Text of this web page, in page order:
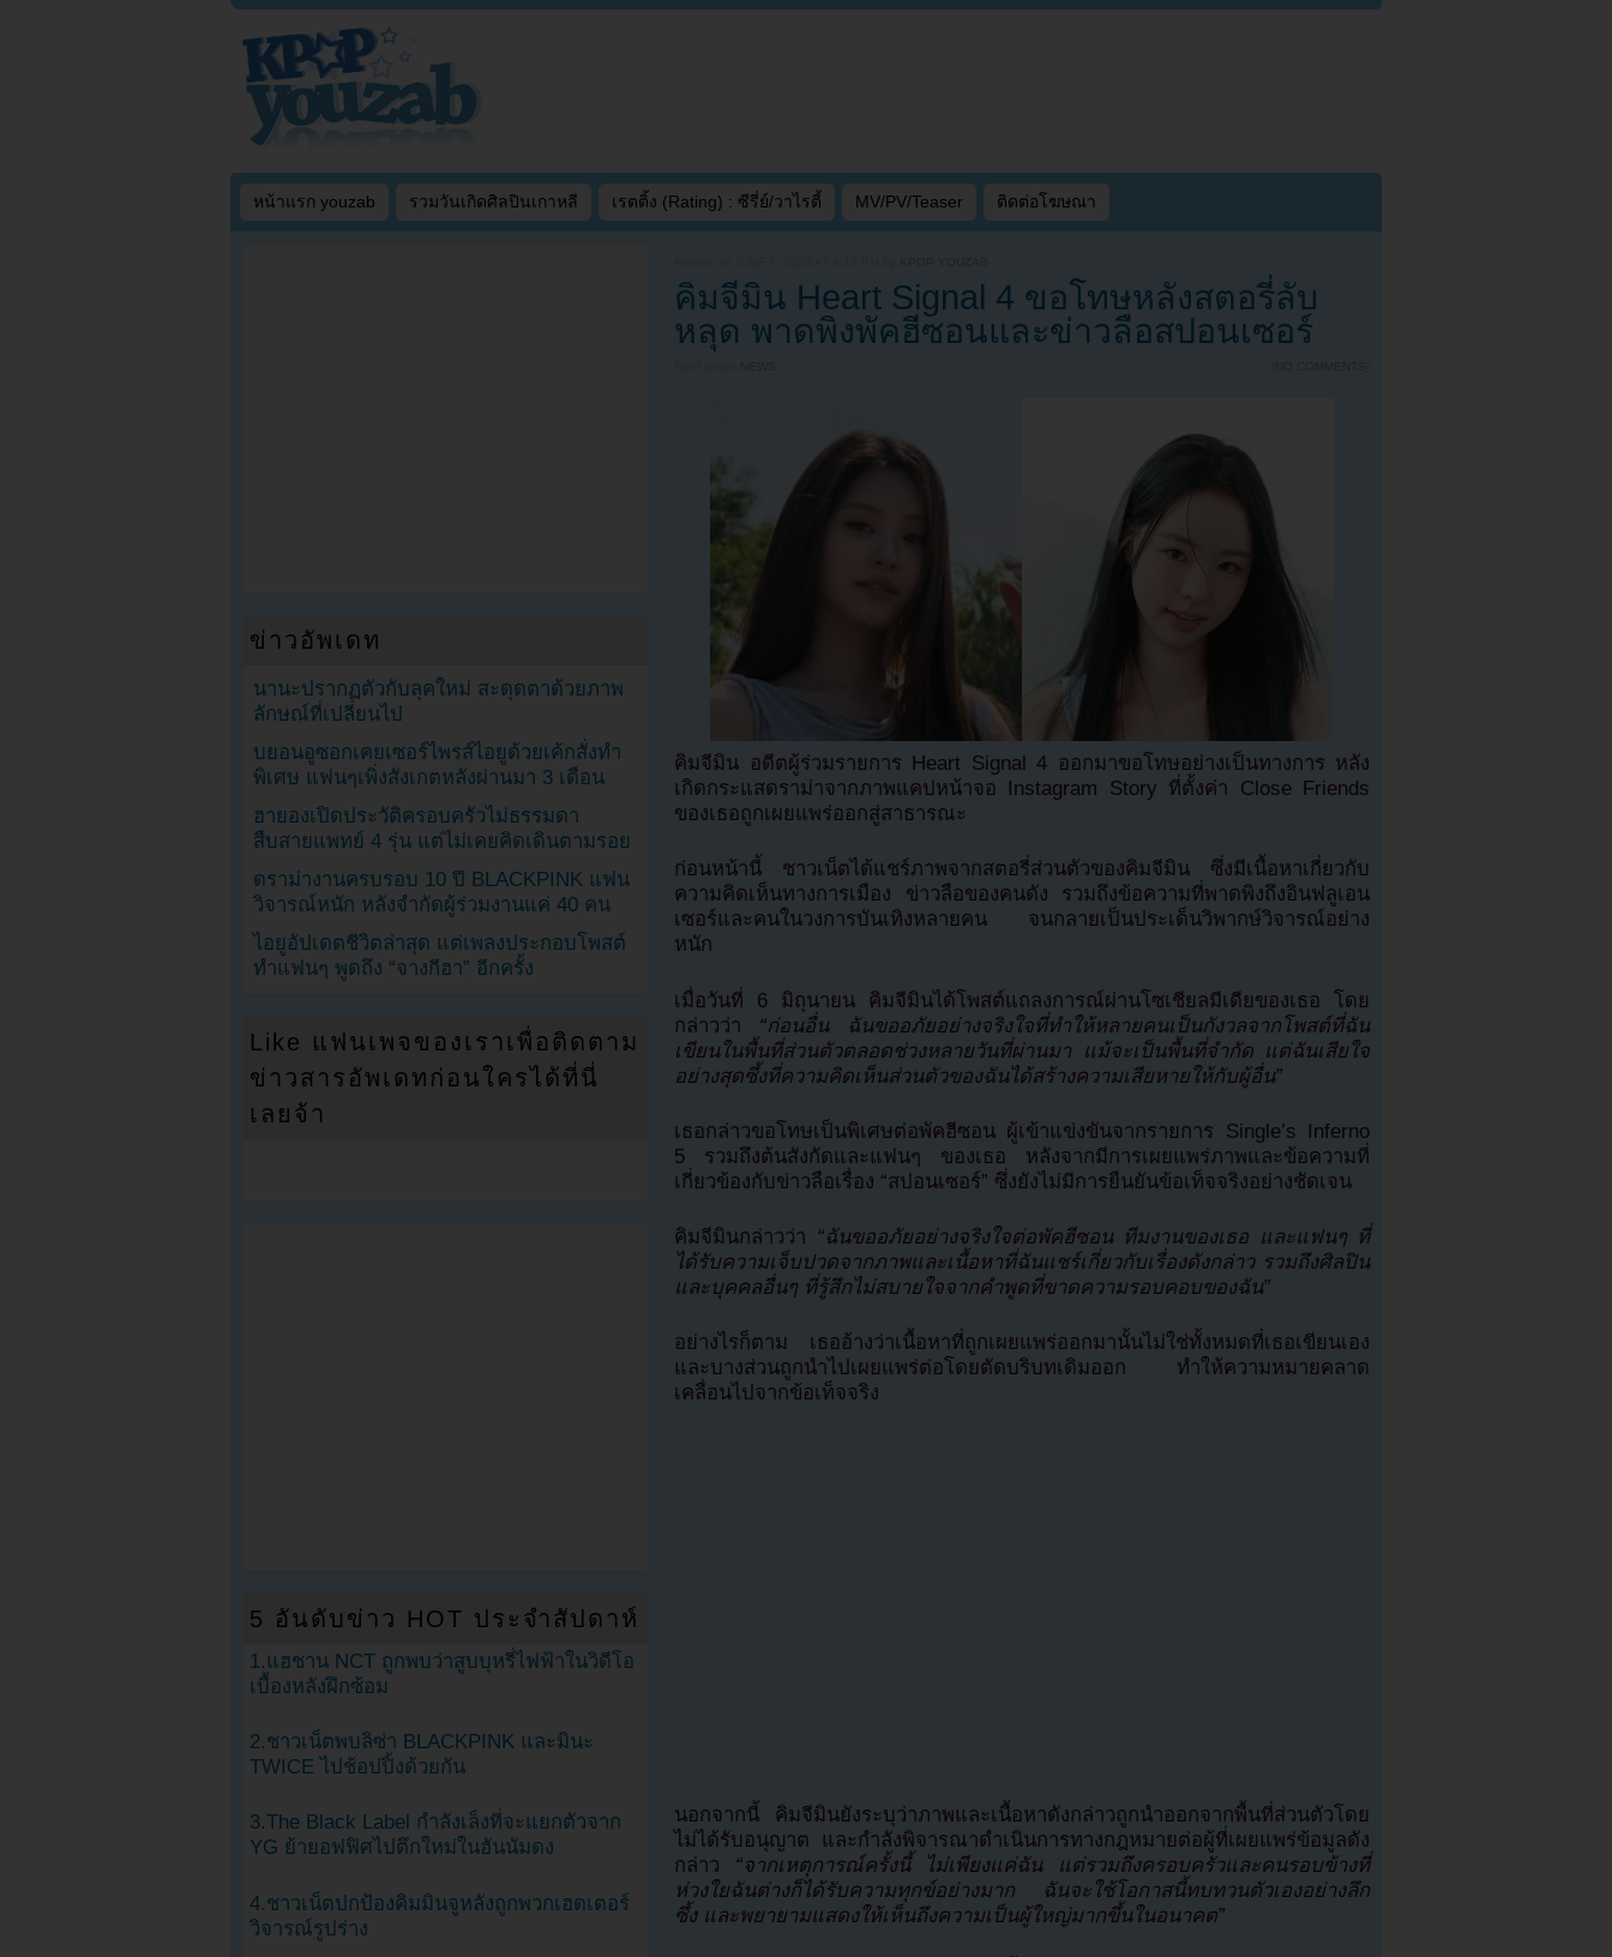
หน้าแรก youzab รวมวันเกิดศิลปินเกาหลี เรตติ้ง (Rating) : ซีรี่ย์/วาไรตี้ MV/PV/Teaser ติดต่อโฆษณา
KPOP YOUZAB
คิมจีมิน Heart Signal 4 ขอโทษหลังสตอรี่ลับ
หลุด พาดพิงพัคฮีซอนและข่าวลือสปอนเซอร์
NEWS NO COMMENTS
คิมจีมิน อดีตผู้ร่วมรายการ Heart Signal 4 ออกมาขอโทษอย่างเป็นทางการ หลัง
เกิดกระแสดราม่าจากภาพแคปหน้าจอ Instagram Story ที่ตั้งค่า Close Friends
ของเธอถูกเผยแพร่ออกสู่สาธารณะ
ก่อนหน้านี้ ชาวเน็ตได้แชร์ภาพจากสตอรี่ส่วนตัวของคิมจีมิน ซึ่งมีเนื้อหาเกี่ยวกับ
ความคิดเห็นทางการเมือง ข่าวลือของคนดัง รวมถึงข้อความที่พาดพิงถึงอินฟลูเอน
เซอร์และคนในวงการบันเทิงหลายคน จนกลายเป็นประเด็นวิพากษ์วิจารณ์อย่าง
หนัก
เมื่อวันที่ 6 มิถุนายน คิมจีมินได้โพสต์แถลงการณ์ผ่านโซเชียลมีเดียของเธอ โดย
กล่าวว่า “ก่อนอื่น ฉันขออภัยอย่างจริงใจที่ทำให้หลายคนเป็นกังวลจากโพสต์ที่ฉัน
เขียนในพื้นที่ส่วนตัวตลอดช่วงหลายวันที่ผ่านมา แม้จะเป็นพื้นที่จำกัด แต่ฉันเสียใจ
อย่างสุดซึ้งที่ความคิดเห็นส่วนตัวของฉันได้สร้างความเสียหายให้กับผู้อื่น”
เธอกล่าวขอโทษเป็นพิเศษต่อพัคฮีซอน ผู้เข้าแข่งขันจากรายการ Single’s Inferno
5 รวมถึงต้นสังกัดและแฟนๆ ของเธอ หลังจากมีการเผยแพร่ภาพและข้อความที่
เกี่ยวข้องกับข่าวลือเรื่อง “สปอนเซอร์” ซึ่งยังไม่มีการยืนยันข้อเท็จจริงอย่างชัดเจน
คิมจีมินกล่าวว่า “ฉันขออภัยอย่างจริงใจต่อพัคฮีซอน ทีมงานของเธอ และแฟนๆ ที่
ได้รับความเจ็บปวดจากภาพและเนื้อหาที่ฉันแชร์เกี่ยวกับเรื่องดังกล่าว รวมถึงศิลปิน
และบุคคลอื่นๆ ที่รู้สึกไม่สบายใจจากคำพูดที่ขาดความรอบคอบของฉัน”
อย่างไรก็ตาม เธออ้างว่าเนื้อหาที่ถูกเผยแพร่ออกมานั้นไม่ใช่ทั้งหมดที่เธอเขียนเอง
และบางส่วนถูกนำไปเผยแพร่ต่อโดยตัดบริบทเดิมออก ทำให้ความหมายคลาด
เคลื่อนไปจากข้อเท็จจริง
นอกจากนี้ คิมจีมินยังระบุว่าภาพและเนื้อหาดังกล่าวถูกนำออกจากพื้นที่ส่วนตัวโดย
ไม่ได้รับอนุญาต และกำลังพิจารณาดำเนินการทางกฎหมายต่อผู้ที่เผยแพร่ข้อมูลดัง
กล่าว “จากเหตุการณ์ครั้งนี้ ไม่เพียงแค่ฉัน แต่รวมถึงครอบครัวและคนรอบข้างที่
ห่วงใยฉันต่างก็ได้รับความทุกข์อย่างมาก ฉันจะใช้โอกาสนี้ทบทวนตัวเองอย่างลึก
ซึ้ง และพยายามแสดงให้เห็นถึงความเป็นผู้ใหญ่มากขึ้นในอนาคต”
ข่าวอัพเดท
นานะปรากฏตัวกับลุคใหม่ สะดุดตาด้วยภาพ
ลักษณ์ที่เปลี่ยนไป
บยอนอูซอกเคยเซอร์ไพรส์ไอยูด้วยเค้กสั่งทำ
พิเศษ แฟนๆเพิ่งสังเกตหลังผ่านมา 3 เดือน
ฮายองเปิดประวัติครอบครัวไม่ธรรมดา
สืบสายแพทย์ 4 รุ่น แต่ไม่เคยคิดเดินตามรอย
ดราม่างานครบรอบ 10 ปี BLACKPINK แฟน
วิจารณ์หนัก หลังจำกัดผู้ร่วมงานแค่ 40 คน
ไอยูอัปเดตชีวิตล่าสุด แต่เพลงประกอบโพสต์
ทำแฟนๆ พูดถึง “จางกีฮา” อีกครั้ง
Like แฟนเพจของเราเพื่อติดตาม
ข่าวสารอัพเดทก่อนใครได้ที่นี่
เลยจ้า
5 อันดับข่าว HOT ประจำสัปดาห์
1.แฮชาน NCT ถูกพบว่าสูบบุหรี่ไฟฟ้าในวิดีโอ
เบื้องหลังฝึกซ้อม
2.ชาวเน็ตพบลิซ่า BLACKPINK และมินะ
TWICE ไปช้อปปิ้งด้วยกัน
3.The Black Label กำลังเล็งที่จะแยกตัวจาก
YG ย้ายอฟฟิศไปตึกใหม่ในฮันนัมดง
4.ชาวเน็ตปกป้องคิมมินจูหลังถูกพวกเฮดเตอร์
วิจารณ์รูปร่าง